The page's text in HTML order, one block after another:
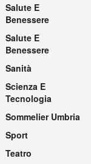
Salute E
Benessere
Salute E
Benessere
Sanità
Scienza E
Tecnologia
Sommelier Umbria
Sport
Teatro